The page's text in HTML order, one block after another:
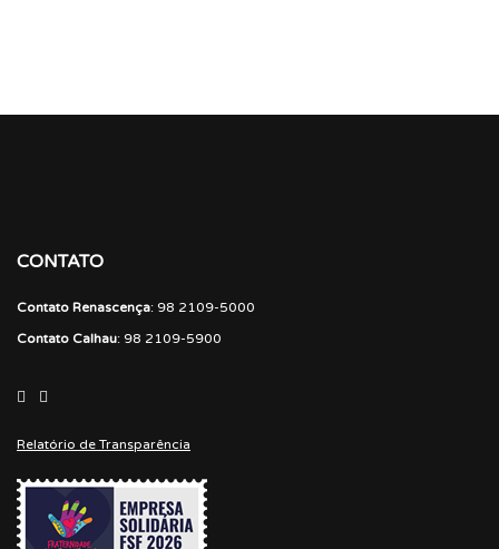
CONTATO
Contato Renascença: 98 2109-5000
Contato Calhau: 98 2109-5900
Relatório de Transparência